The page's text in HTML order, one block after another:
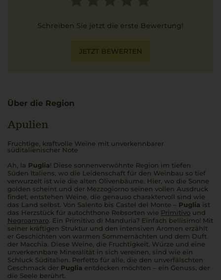
Schreiben Sie jetzt die erste Bewertung!
JETZT BEWERTEN
Über die Region
Apulien
Fruchtige, kraftvolle Weine mit unverkennbarer
süditalienischer Note
Ah, la Puglia! Diese sonnenverwöhnte Region im tiefen
Süden Italiens, wo die Leidenschaft für den Weinbau so tief
verwurzelt ist wie die alten Olivenbäume. Hier, wo die Sonne
golden scheint und der Mezzogiorno seinen vollen Ausdruck
findet, entstehen Weine, die genauso charaktervoll sind wie
das Land selbst. Von Salento bis Castel del Monte – Puglia ist
das Herzstück für autochthone Rebsorten wie Primitivo und
Negroamaro. Ein Primitivo di Manduria? Einfach bellisimo! Mit
seiner kräftigen Struktur und den intensiven Aromen erzählt
er Geschichten von warmen Sommernächten und dem Duft
der Macchia. Diese Weine, die Fruchtigkeit, Würze und eine
unverkennbare Mineralität in sich vereinen, sind wie ein
Schluck Süditalien. Perfetto für alle, die den unverfälschten
Geschmack der Puglia entdecken möchten – ein Genuss, der
die Seele berührt.